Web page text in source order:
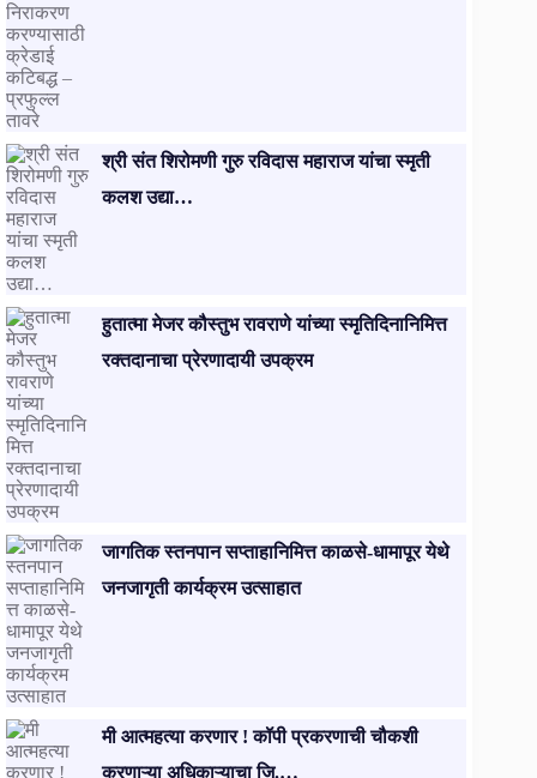
श्री संत शिरोमणी गुरु रविदास महाराज यांचा स्मृती
कलश उद्या…
हुतात्मा मेजर कौस्तुभ रावराणे यांच्या स्मृतिदिनानिमित्त
रक्तदानाचा प्रेरणादायी उपक्रम
जागतिक स्तनपान सप्ताहानिमित्त काळसे-धामापूर येथे
जनजागृती कार्यक्रम उत्साहात
मी आत्महत्या करणार ! कॉपी प्रकरणाची चौकशी
करणाऱ्या अधिकाऱ्याचा जि.…